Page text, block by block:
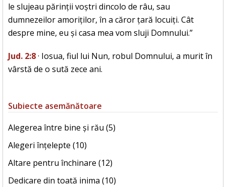
le slujeau părinții voștri dincolo de râu, sau
dumnezeilor amoriților, în a căror țară locuiți. Cât
despre mine, eu și casa mea vom sluji Domnului.”
Jud. 2:8· Iosua, fiul lui Nun, robul Domnului, a murit în
vârstă de o sută zece ani.
Subiecte asemănătoare
Alegerea între bine și rău (5)
Alegeri înțelepte (10)
Altare pentru închinare (12)
Dedicare din toată inima (10)